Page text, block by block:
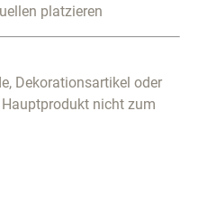
platzieren
Dekorationsartikel oder
nicht zum